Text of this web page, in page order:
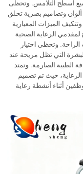
أسطح التلامس. وتحظى
وتصاميم بصرية تخلق
الميزات المعيارية
لمقدمي الرعاية الصحية
وتحظى اختيار
التي تظل مريحة عند
الطبية الصارمة. وتمتد
الرعاية، حيث تم تصميم
أثناء أنشطة رعاية